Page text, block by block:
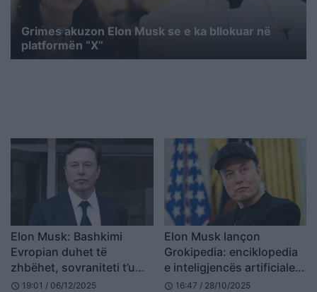
Grimes akuzon Elon Musk se e ka bllokuar në
platformën “X”
Elon Musk: Bashkimi
Evropian duhet të
zhbëhet, sovraniteti t’u
kthehet shteteve
schedule 19:01 / 06/12/2025
Elon Musk lançon
Grokipedia: enciklopedia
e inteligjencës artificiale
që sfidon Wikipedia-n
schedule 16:47 / 28/10/2025